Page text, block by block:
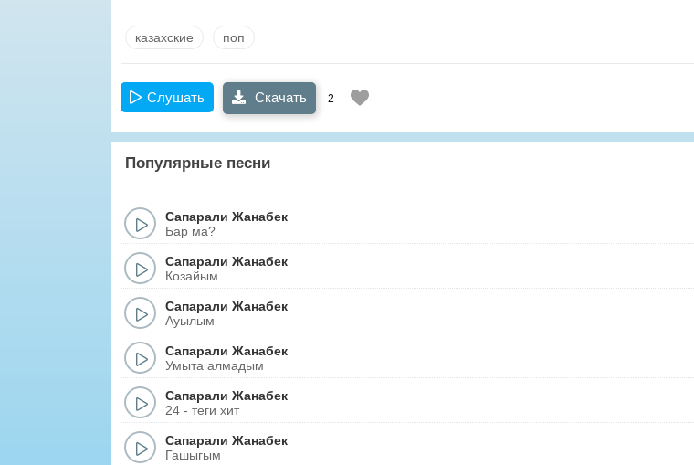
казахские поп
Слушать Скачать 2
Популярные песни
Сапарали Жанабек
Бар ма?
Сапарали Жанабек
Козайым
Сапарали Жанабек
Ауылым
Сапарали Жанабек
Умыта алмадым
Сапарали Жанабек
24 - теги хит
Сапарали Жанабек
Гашыгым